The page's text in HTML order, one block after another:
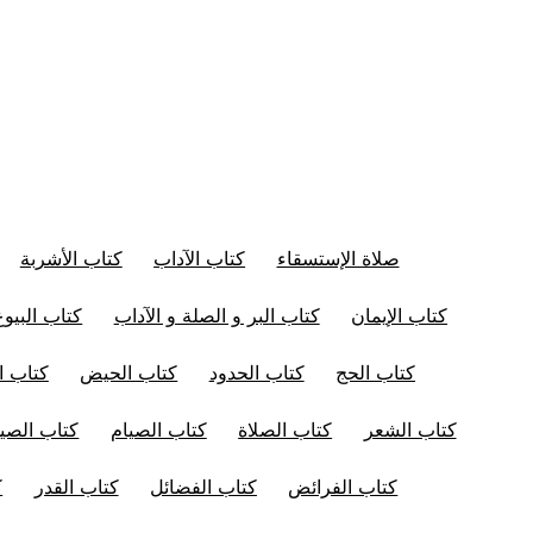
صلاة الإستسقاء كتاب الآداب كتاب الأشربة
كتاب الإيمان كتاب البر و الصلة و الآداب كتاب
كتاب الحج كتاب الحدود كتاب الحيض كتاب
كتاب الشعر كتاب الصلاة كتاب الصيام كتاب
كتاب الفرائض كتاب الفضائل كتاب القدر